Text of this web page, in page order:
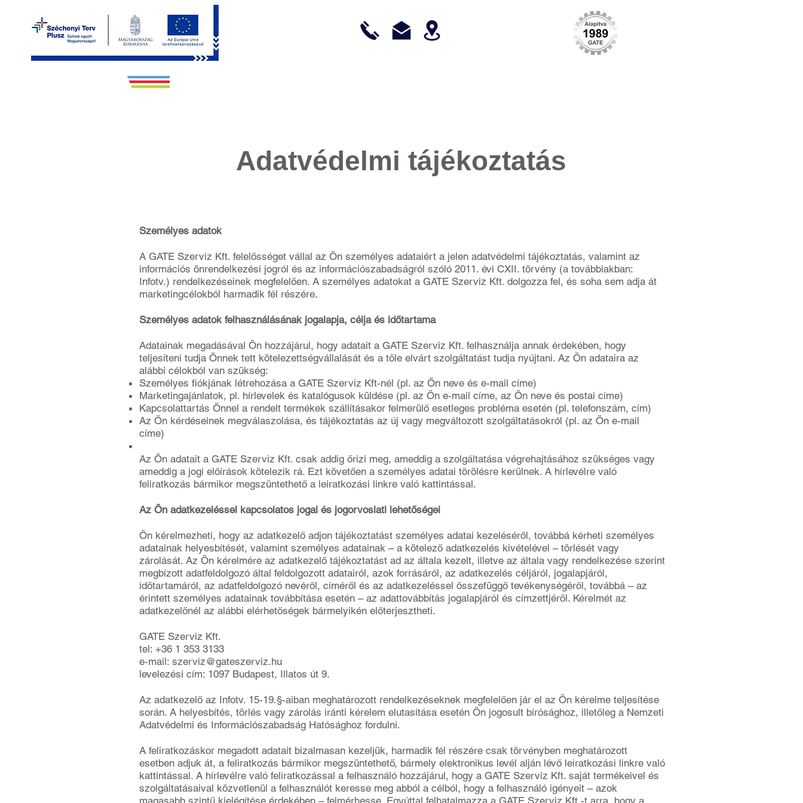
Adatvédelmi tájékoztatás
Személyes adatok
A GATE Szerviz Kft. felelősséget vállal az Ön személyes adataiért a jelen adatvédelmi tájékoztatás, valamint az
információs önrendelkezési jogról és az információszabadságról szóló 2011. évi CXII. törvény (a továbbiakban:
Infotv.) rendelkezéseinek megfelelően. A személyes adatokat a GATE Szerviz Kft. dolgozza fel, és soha sem adja át
marketingcélokból harmadik fél részére.
Személyes adatok felhasználásának jogalapja, célja és időtartama
Adatainak megadásával Ön hozzájárul, hogy adatait a GATE Szerviz Kft. felhasználja annak érdekében, hogy
teljesíteni tudja Önnek tett kötelezettségvállalását és a tőle elvárt szolgáltatást tudja nyújtani. Az Ön adataira az
alábbi célokból van szükség:
Személyes fiókjának létrehozása a GATE Szerviz Kft-nél (pl. az Ön neve és e-mail címe)
Marketingajánlatok, pl. hírlevelek és katalógusok küldése (pl. az Ön e-mail címe, az Ön neve és postai címe)
Kapcsolattartás Önnel a rendelt termékek szállításakor felmerülő esetleges probléma esetén (pl. telefonszám, cím)
Az Ön kérdéseinek megválaszolása, és tájékoztatás az új vagy megváltozott szolgáltatásokról (pl. az Ön e-mail
címe)
Az Ön adatait a GATE Szerviz Kft. csak addig őrizi meg, ameddig a szolgáltatása végrehajtásához szükséges vagy
ameddig a jogi előírások kötelezik rá. Ezt követően a személyes adatai törölésre kerülnek. A hírlevélre való
feliratkozás bármikor megszüntethető a leiratkozási linkre való kattintással.
Az Ön adatkezeléssel kapcsolatos jogai és jogorvoslati lehetőségei
Ön kérelmezheti, hogy az adatkezelő adjon tájékoztatást személyes adatai kezeléséről, továbbá kérheti személyes
adatainak helyesbítését, valamint személyes adatainak – a kötelező adatkezelés kivételével – törlését vagy
zárolását. Az Ön kérelmére az adatkezelő tájékoztatást ad az általa kezelt, illetve az általa vagy rendelkezése szerint
megbízott adatfeldolgozó által feldolgozott adatairól, azok forrásáról, az adatkezelés céljáról, jogalapjáról,
időtartamáról, az adatfeldolgozó nevéről, címéről és az adatkezeléssel összefüggő tevékenységéről, továbbá – az
érintett személyes adatainak továbbítása esetén – az adattovábbítás jogalapjáról és címzettjéről. Kérelmét az
adatkezelőnél az alábbi elérhetőségek bármelyikén előterjesztheti.
GATE Szerviz Kft.
tel: +36 1 353 3133
e-mail: szerviz@gateszerviz.hu
levelezési cím: 1097 Budapest, Illatos út 9.
Az adatkezelő az Infotv. 15-19.§-aiban meghatározott rendelkezéseknek megfelelően jár el az Ön kérelme teljesítése
során. A helyesbítés, törlés vagy zárolás iránti kérelem elutasítása esetén Ön jogosult bírósághoz, illetőleg a Nemzeti
Adatvédelmi és Információszabadság Hatósághoz fordulni.
A feliratkozáskor megadott adatait bizalmasan kezeljük, harmadik fél részére csak törvényben meghatározott
esetben adjuk át, a feliratkozás bármikor megszüntethető, bármely elektronikus levél alján lévő leiratkozási linkre való
kattintással. A hírlevélre való feliratkozással a felhasználó hozzájárul, hogy a GATE Szerviz Kft. saját termékeivel és
szolgáltatásaival közvetlenül a felhasználót keresse meg abból a célból, hogy a felhasználó igényeit – azok
magasabb szintű kielégítése érdekében – felmérhesse. Egyúttal felhatalmazza a GATE Szerviz Kft.-t arra, hogy a